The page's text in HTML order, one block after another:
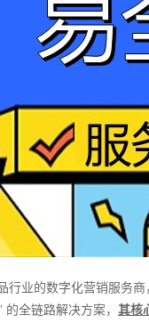
业的数字化营销服务商
全链路解决方案， 其核